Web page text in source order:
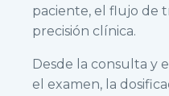
paciente, el flujo de
precisión clínica.
Desde la consulta y
el examen, la